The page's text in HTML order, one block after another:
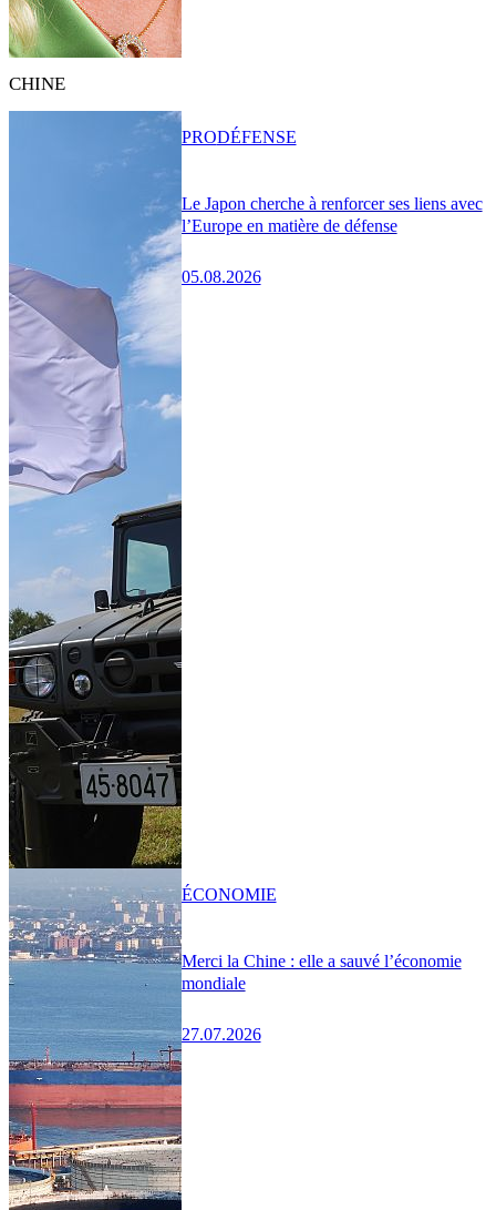
CHINE
Le Japon cherche à renforcer ses liens avec
l’Europe en matière de défense
05.08.2026
PRODÉFENSE
Merci la Chine : elle a sauvé l’économie
mondiale
27.07.2026
ÉCONOMIE